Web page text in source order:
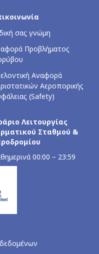
σας γνώμη
Προβλήματος
Αναφορά
Αεροπορικής
(Safety)
Λειτουργίας
Σταθμού &
00:00 – 23:59